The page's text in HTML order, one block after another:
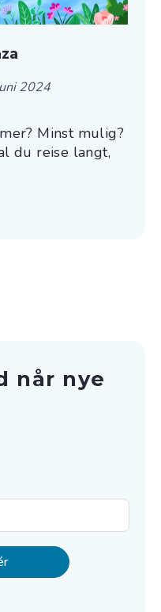
2024
Minst mulig?
du reise langt,
når nye